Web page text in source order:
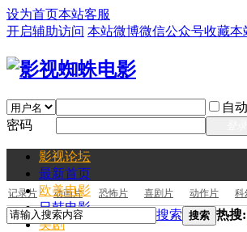
设为首页本站客服
开启辅助访问 本站微博微信公众号收藏本
自
密码
影视论坛
最新首页
欧美电影
日韩电影
美剧
记录片 动画片 恐怖片 喜剧片 动作片 科
搜索 搜索 热搜: